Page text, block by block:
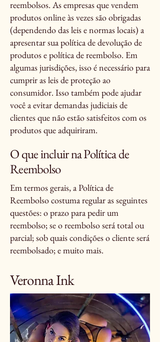
reembolsos. As empresas que vendem
produtos online às vezes são obrigadas
(dependendo das leis e normas locais) a
apresentar sua política de devolução de
produtos e política de reembolso. Em
algumas jurisdições, isso é necessário para
cumprir as leis de proteção ao
consumidor. Isso também pode ajudar
você a evitar demandas judiciais de
clientes que não estão satisfeitos com os
produtos que adquiriram.
O que incluir na Política de
Reembolso
Em termos gerais, a Política de
Reembolso costuma regular as seguintes
questões: o prazo para pedir um
reembolso; se o reembolso será total ou
parcial; sob quais condições o cliente será
reembolsado; e muito mais.
Veronna Ink